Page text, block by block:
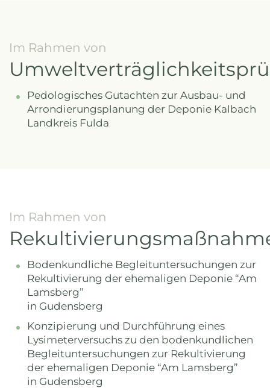
Im Rahmen von
Pedologisches Gutachten zur Ausbau- und
Arrondierungsplanung der Deponie Kalbach
Landkreis Fulda
Im Rahmen von
Bodenkundliche Begleituntersuchungen zur
Rekultivierung der ehemaligen Deponie “Am
Lamsberg”
in Gudensberg
Konzipierung und Durchführung eines
Lysimeterversuchs zu den bodenkundlichen
Begleituntersuchungen zur Rekultivierung
der ehemaligen Deponie “Am Lamsberg”
in Gudensberg